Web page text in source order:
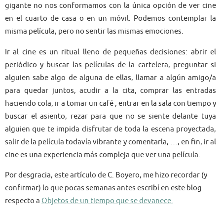
gigante no nos conformamos con la única opción de ver cine
en el cuarto de casa o en un móvil. Podemos contemplar la
misma película, pero no sentir las mismas emociones.
Ir al cine es un ritual lleno de pequeñas decisiones: abrir el
periódico y buscar las películas de la cartelera, preguntar si
alguien sabe algo de alguna de ellas, llamar a algún amigo/a
para quedar juntos, acudir a la cita, comprar las entradas
haciendo cola, ir a tomar un café , entrar en la sala con tiempo y
buscar el asiento, rezar para que no se siente delante tuya
alguien que te impida disfrutar de toda la escena proyectada,
salir de la película todavía vibrante y comentarla, …, en fin, ir al
cine es una experiencia más compleja que ver una película.
Por desgracia, este artículo de C. Boyero, me hizo recordar (y
confirmar) lo que pocas semanas antes escribí en este blog
respecto a Objetos de un tiempo que se devanece.